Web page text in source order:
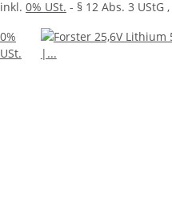
inkl. 0% USt. - § 12 Abs. 3 UStG ,
0%
USt.